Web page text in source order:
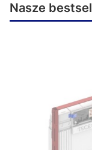
Nasze